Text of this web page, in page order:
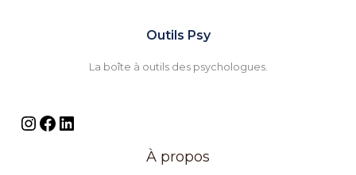
Outils Psy
La boîte à outils des psychologues.
À propos